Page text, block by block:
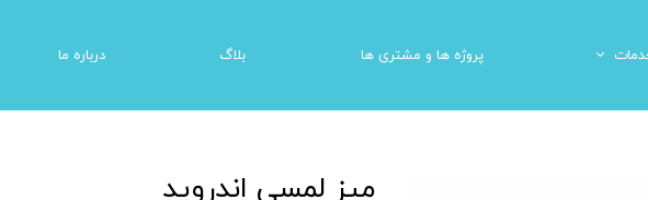
پروژه ها و مشتری ها بلاگ درباره ما
میز لمسی اندروید